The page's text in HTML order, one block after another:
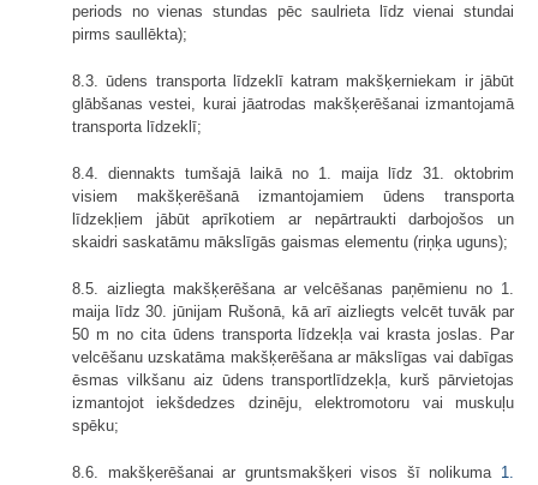
periods no vienas stundas pēc saulrieta līdz vienai stundai
pirms saullēkta);
8.3. ūdens transporta līdzeklī katram makšķerniekam ir jābūt
glābšanas vestei, kurai jāatrodas makšķerēšanai izmantojamā
transporta līdzeklī;
8.4. diennakts tumšajā laikā no 1. maija līdz 31. oktobrim
visiem makšķerēšanā izmantojamiem ūdens transporta
līdzekļiem jābūt aprīkotiem ar nepārtraukti darbojošos un
skaidri saskatāmu mākslīgās gaismas elementu (riņķa uguns);
8.5. aizliegta makšķerēšana ar velcēšanas paņēmienu no 1.
maija līdz 30. jūnijam Rušonā, kā arī aizliegts velcēt tuvāk par
50 m no cita ūdens transporta līdzekļa vai krasta joslas. Par
velcēšanu uzskatāma makšķerēšana ar mākslīgas vai dabīgas
ēsmas vilkšanu aiz ūdens transportlīdzekļa, kurš pārvietojas
izmantojot iekšdedzes dzinēju, elektromotoru vai muskuļu
spēku;
8.6. makšķerēšanai ar gruntsmakšķeri visos šī nolikuma 1.